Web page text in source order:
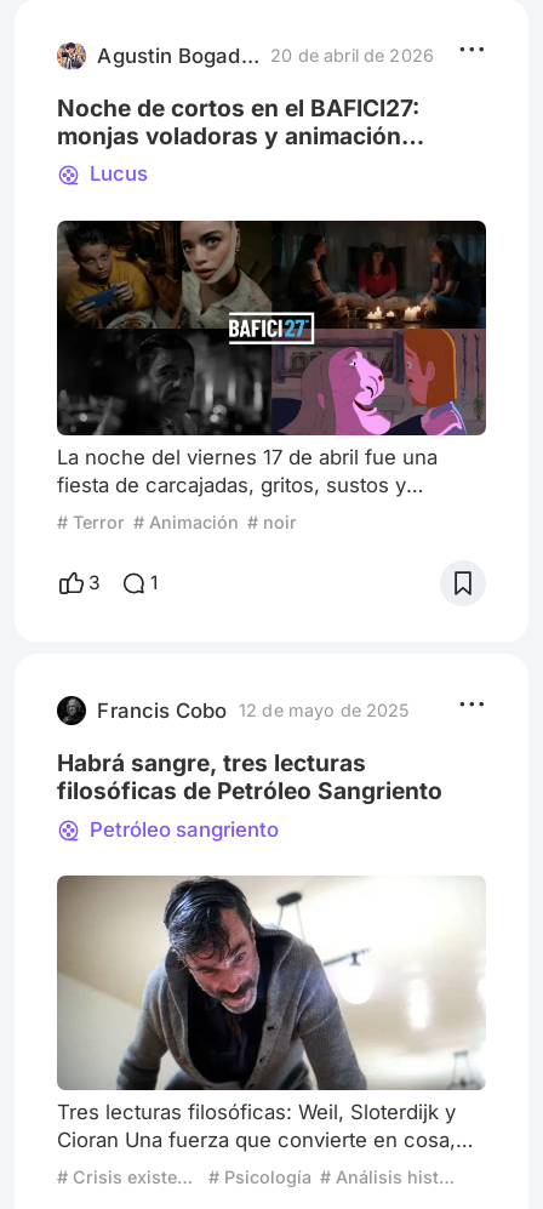
tuve inspiración para seguir. Per
Agustin Bogado Pitiot 20 de abril de 2026
Noche de cortos en el BAFICI27:
monjas voladoras y animación
bizarra
Lucus
La noche del viernes 17 de abril fue una
fiesta de carcajadas, gritos, sustos y
aplausos en el Teatro San Martín. Los
convencionales, tienen una tarea muy dificil:
contar tanto en tan poco tiempo. Los
aquella noche: un público desco
# Terror # Animación # noir
3 1
Francis Cobo 12 de mayo de 2025
Habrá sangre, tres lecturas
filosóficas de Petróleo Sangriento
Petróleo sangriento
Tres lecturas filosóficas: Weil, Sloterdijk y
Cioran Una fuerza que convierte en cosa,
desarraigarse de la gracia En Petróleo
Sangriento (There Will Be Blood, 2007), Paul
# Crisis existencial # Psicología # Análisis histórico